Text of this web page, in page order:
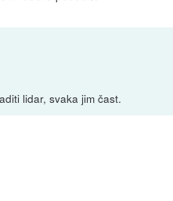
lidar, svaka jim čast.